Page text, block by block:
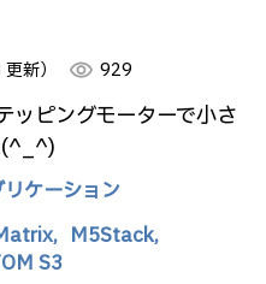
新） visibility 929
ッピングモーターで小さ
(^_^)
ケーション
M5Stack,
S3